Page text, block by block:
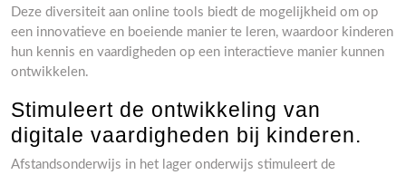
Deze diversiteit aan online tools biedt de mogelijkheid om op
een innovatieve en boeiende manier te leren, waardoor kinderen
hun kennis en vaardigheden op een interactieve manier kunnen
ontwikkelen.
Stimuleert de ontwikkeling van
digitale vaardigheden bij kinderen.
Afstandsonderwijs in het lager onderwijs stimuleert de